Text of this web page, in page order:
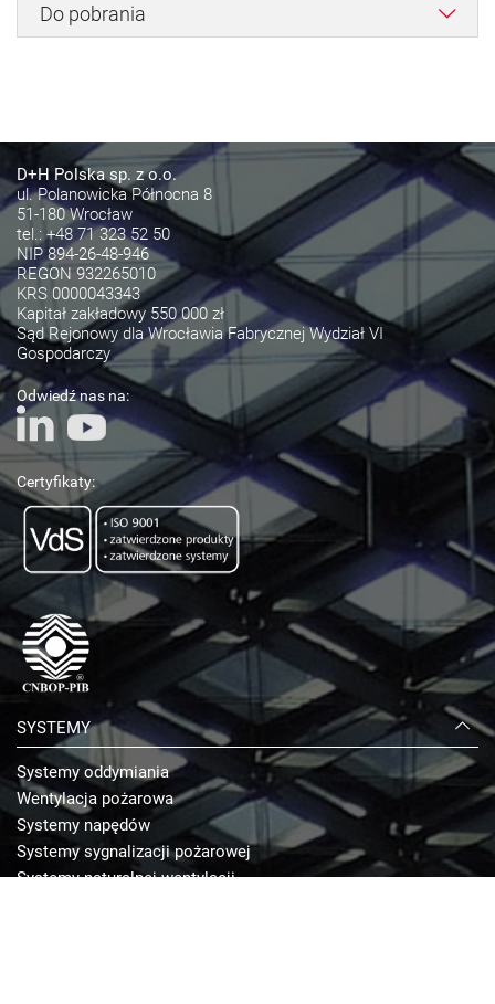
Do pobrania
D+H Polska sp. z o.o.
ul. Polanowicka Północna 8
51-180 Wrocław
tel.: +48 71 323 52 50
NIP 894-26-48-946
REGON 932265010
KRS 0000043343
Kapitał zakładowy 550 000 zł
Sąd Rejonowy dla Wrocławia Fabrycznej Wydział VI
Gospodarczy
Odwiedź nas na:
Certyfikaty:
SYSTEMY
Systemy oddymiania
Wentylacja pożarowa
Systemy napędów
Systemy sygnalizacji pożarowej
Systemy naturalnej wentylacji